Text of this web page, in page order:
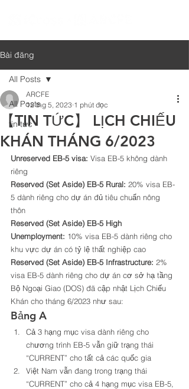
Bài đăng
All Posts
tin tức
All Posts
【TIN TỨC】 LỊCH CHIẾU
KHÁN THÁNG 6/2023
ARCFE
12 thg 5, 2023 1 phút đọc
Unreserved EB-5 visa: Visa EB-5 không dành
riêng
Reserved (Set Aside) EB-5 Rural: 20% visa EB-
5 dành riêng cho dự án đủ tiêu chuẩn nông
thôn
Reserved (Set Aside) EB-5 High
Unemployment: 10% visa EB-5 dành riêng cho
khu vực dự án có tỷ lệ thất nghiệp cao
Reserved (Set Aside) EB-5 Infrastructure: 2%
visa EB-5 dành riêng cho dự án cơ sở hạ tầng
Bộ Ngoại Giao (DOS) đã cập nhật Lịch Chiếu
Khán cho tháng 6/2023 như sau:
Bảng A
Cả 3 hạng mục visa dành riêng cho
chương trình EB-5 vẫn giữ trạng thái
“CURRENT” cho tất cả các quốc gia
Việt Nam vẫn đang trong trạng thái
“CURRENT” cho cả 4 hạng mục visa EB-5,